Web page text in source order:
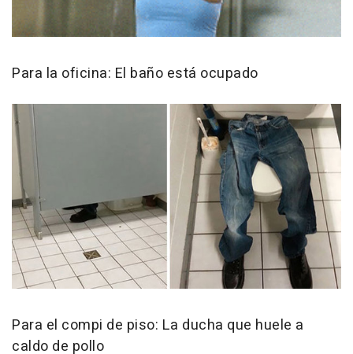
Para la oficina: El baño está ocupado
Para el compi de piso: La ducha que huele a
caldo de pollo